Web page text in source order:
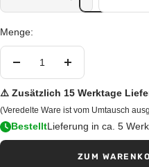
Menge:
⚠️ Zusätzlich 15 Werktage
(Veredelte Ware ist vom Umtausch
BestelltLieferung in ca. 5
ZUM